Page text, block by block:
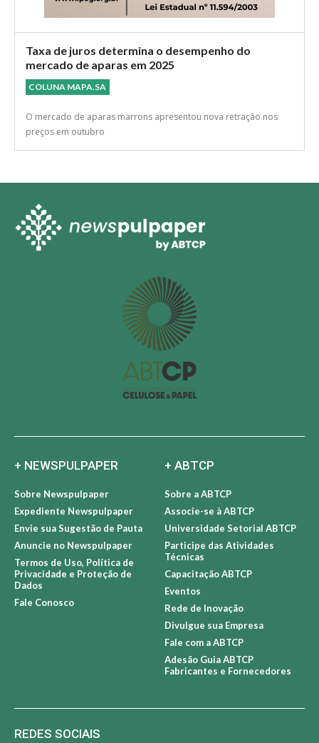
Taxa de juros determina o desempenho do
mercado de aparas em 2025
COLUNA MAPA.SA
O mercado de aparas marrons apresentou nova retração nos
preços em outubro
+ NEWSPULPAPER
Sobre Newspulpaper
Expediente Newspulpaper
Envie sua Sugestão de Pauta
Anuncie no Newspulpaper
Termos de Uso, Política de
Privacidade e Proteção de
Dados
Fale Conosco
+ ABTCP
Sobre a ABTCP
Associe-se à ABTCP
Universidade Setorial ABTCP
Participe das Atividades
Técnicas
Capacitação ABTCP
Eventos
Rede de Inovação
Divulgue sua Empresa
Fale com a ABTCP
Adesão Guia ABTCP
Fabricantes e Fornecedores
REDES SOCIAIS